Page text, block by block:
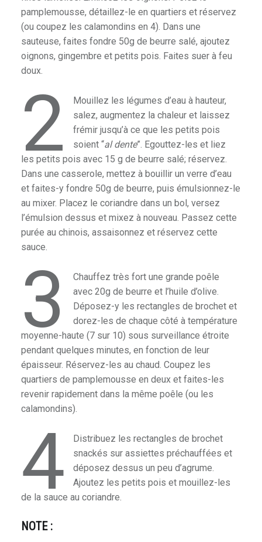
pamplemousse, détaillez-le en quartiers et réservez
(ou coupez les calamondins en 4). Dans une
sauteuse, faites fondre 50g de beurre salé, ajoutez
oignons, gingembre et petits pois. Faites suer à feu
doux.
2
Mouillez les légumes d’eau à hauteur,
salez, augmentez la chaleur et laissez
frémir jusqu’à ce que les petits pois
soient “al dente”. Egouttez-les et liez
les petits pois avec 15 g de beurre salé; réservez.
Dans une casserole, mettez à bouillir un verre d’eau
et faites-y fondre 50g de beurre, puis émulsionnez-le
au mixer. Placez le coriandre dans un bol, versez
l’émulsion dessus et mixez à nouveau. Passez cette
purée au chinois, assaisonnez et réservez cette
sauce.
3
Chauffez très fort une grande poêle
avec 20g de beurre et l’huile d’olive.
Déposez-y les rectangles de brochet et
dorez-les de chaque côté à température
moyenne-haute (7 sur 10) sous surveillance étroite
pendant quelques minutes, en fonction de leur
épaisseur. Réservez-les au chaud. Coupez les
quartiers de pamplemousse en deux et faites-les
revenir rapidement dans la même poêle (ou les
calamondins).
4
Distribuez les rectangles de brochet
snackés sur assiettes préchauffées et
déposez dessus un peu d’agrume.
Ajoutez les petits pois et mouillez-les
de la sauce au coriandre.
NOTE :